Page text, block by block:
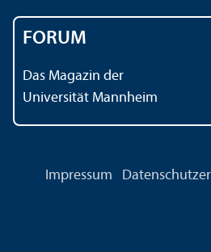
FORUM
Das Magazin der
Universität Mannheim
Impressum